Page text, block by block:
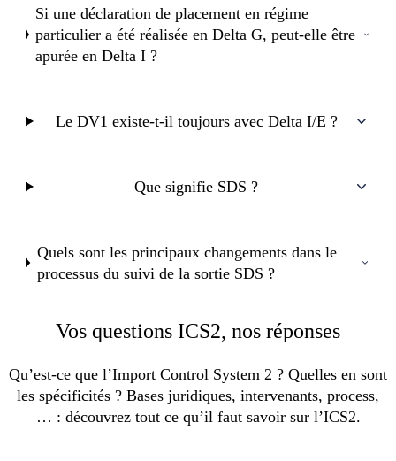
Si une déclaration de placement en régime
particulier a été réalisée en Delta G, peut-elle être
apurée en Delta I ?
Le DV1 existe-t-il toujours avec Delta I/E ?
Que signifie SDS ?
Quels sont les principaux changements dans le
processus du suivi de la sortie SDS ?
Vos questions ICS2, nos réponses
Qu’est-ce que l’Import Control System 2 ? Quelles en sont
les spécificités ? Bases juridiques, intervenants, process,
… : découvrez tout ce qu’il faut savoir sur l’ICS2.